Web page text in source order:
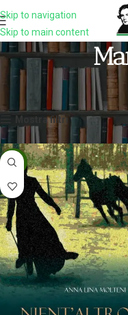
Skip to navigation
Skip to main content
Prodotti taggati
Mostra filtri
-5%